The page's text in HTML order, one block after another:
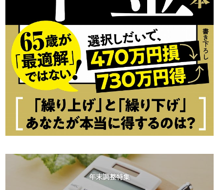
年末調整特集